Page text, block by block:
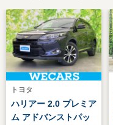
トヨタ
ハリアー 2.0 プレミア
ム アドバンストパッ